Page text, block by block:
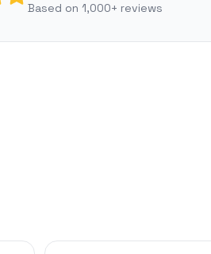
Based on 1,000+ reviews